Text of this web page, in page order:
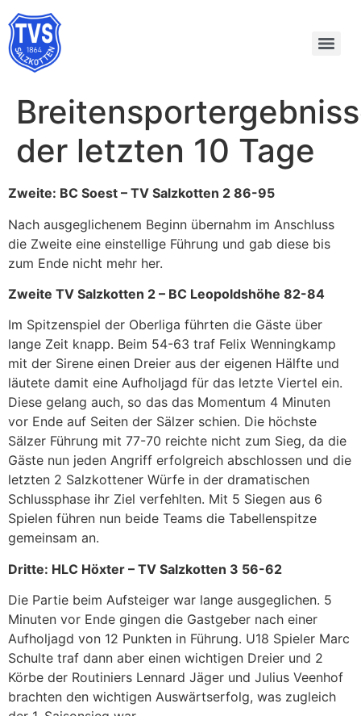
der letzten 10 Tage
Zweite: BC Soest – TV Salzkotten 2 86-95
Nach ausgeglichenem Beginn übernahm im Anschluss
die Zweite eine einstellige Führung und gab diese bis
zum Ende nicht mehr her.
Zweite TV Salzkotten 2 – BC Leopoldshöhe 82-84
Im Spitzenspiel der Oberliga führten die Gäste über
lange Zeit knapp. Beim 54-63 traf Felix Wenningkamp
mit der Sirene einen Dreier aus der eigenen Hälfte und
läutete damit eine Aufholjagd für das letzte Viertel ein.
Diese gelang auch, so das das Momentum 4 Minuten
vor Ende auf Seiten der Sälzer schien. Die höchste
Sälzer Führung mit 77-70 reichte nicht zum Sieg, da die
Gäste nun jeden Angriff erfolgreich abschlossen und die
letzten 2 Salzkottener Würfe in der dramatischen
Schlussphase ihr Ziel verfehlten. Mit 5 Siegen aus 6
Spielen führen nun beide Teams die Tabellenspitze
gemeinsam an.
Dritte: HLC Höxter – TV Salzkotten 3 56-62
Die Partie beim Aufsteiger war lange ausgeglichen. 5
Minuten vor Ende gingen die Gastgeber nach einer
Aufholjagd von 12 Punkten in Führung. U18 Spieler Marc
Schulte traf dann aber einen wichtigen Dreier und 2
Körbe der Routiniers Lennard Jäger und Julius Veenhof
brachten den wichtigen Auswärtserfolg, was zugleich